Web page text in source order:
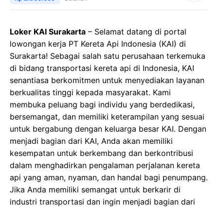
Loker KAI Surakarta – Selamat datang di portal
lowongan kerja PT Kereta Api Indonesia (KAI) di
Surakarta! Sebagai salah satu perusahaan terkemuka
di bidang transportasi kereta api di Indonesia, KAI
senantiasa berkomitmen untuk menyediakan layanan
berkualitas tinggi kepada masyarakat. Kami
membuka peluang bagi individu yang berdedikasi,
bersemangat, dan memiliki keterampilan yang sesuai
untuk bergabung dengan keluarga besar KAI. Dengan
menjadi bagian dari KAI, Anda akan memiliki
kesempatan untuk berkembang dan berkontribusi
dalam menghadirkan pengalaman perjalanan kereta
api yang aman, nyaman, dan handal bagi penumpang.
Jika Anda memiliki semangat untuk berkarir di
industri transportasi dan ingin menjadi bagian dari